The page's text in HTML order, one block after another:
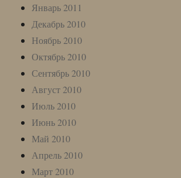
Январь 2011
Декабрь 2010
Ноябрь 2010
Октябрь 2010
Сентябрь 2010
Август 2010
Июль 2010
Июнь 2010
Май 2010
Апрель 2010
Март 2010